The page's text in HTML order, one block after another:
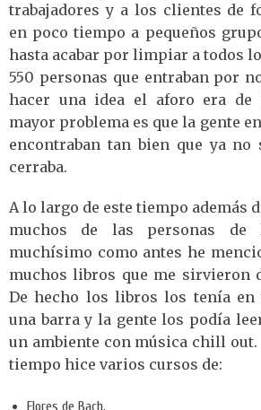
trabajadores y a los clientes de
en poco tiempo a pequeños
hasta acabar por limpiar a todos
550 personas que entraban por
hacer una idea el aforo era de
mayor problema es que la gente
encontraban tan bien que ya no
cerraba.
A lo largo de este tiempo además
muchos de las personas de
muchísimo como antes he
muchos libros que me sirvieron
De hecho los libros los tenía en
una barra y la gente los podía
un ambiente con música chill
tiempo hice varios cursos de:
Flores de Bach.